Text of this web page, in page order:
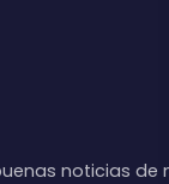
noticias de